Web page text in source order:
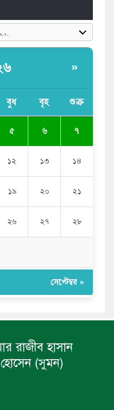
আপনারা দেখেননি:
»
বুধ বৃহ শুক্র
৫ ৬ ৭
১২ ১৩ ১৪
১৯ ২০ ২১
২৬ ২৭ ২৮
সেপ্টেম্বর »
রাজীব হাসান
(সুমন)